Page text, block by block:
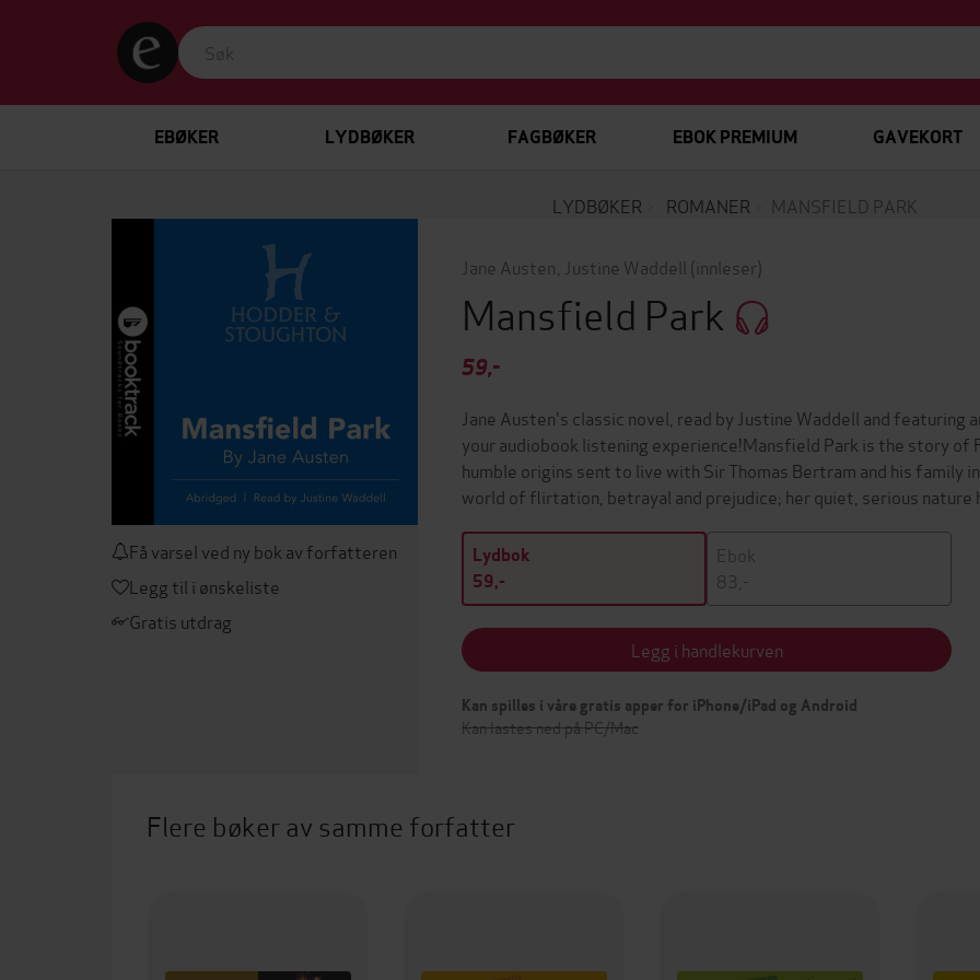
EBØKER LYDBØKER FAGBØKER EBOK PREMIUM GAVEKORT
LYDBØKER ROMANER MANSFIELD PARK
Få varsel ved ny bok av forfatteren
Legg til i ønskeliste
Gratis utdrag
Jane Austen Justine Waddell (innleser)
Mansfield Park
59,-
Jane Austen's classic novel, read by Justine Waddell and featuring
your audiobook listening experience!Mansfield Park is the story of
humble origins sent to live with Sir Thomas Bertram and his family
world of flirtation, betrayal and prejudice; her quiet, serious
Lydbok
59,-
Ebok
83,-
Legg i handlekurven
Kan spilles i våre gratis apper for iPhone/iPad og Android
Kan lastes ned på PC/Mac
Flere bøker av samme forfatter